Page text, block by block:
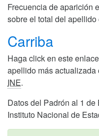
Frecuencia de aparición
sobre el total del
Carriba
Haga click en este
apellido más
INE.
Datos del Padrón al 1 de
Instituto Nacional de